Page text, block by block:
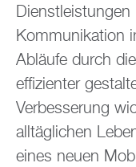
Dienstleistungen
Kommunikation
Abläufe durch
effizienter
Verbesserung
alltäglichen
eines neuen